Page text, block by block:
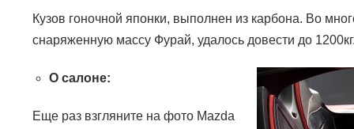
Кузов гоночной японки, выполнен из карбона. Во
снаряженную массу Фурай, удалось довести до
О салоне:
Еще раз взгляните на фото Mazda